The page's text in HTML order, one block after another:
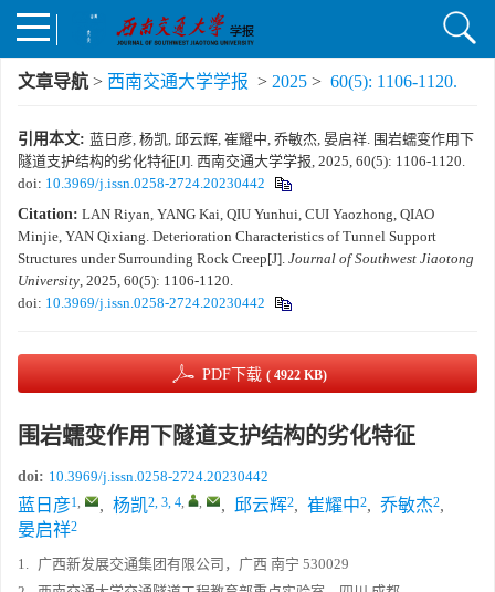
文章导航 > 西南交通大学学报 > 2025 > 60(5): 1106-1120.
引用本文: 蓝日彦, 杨凯, 邱云辉, 崔耀中, 乔敏杰, 晏启祥. 围岩蠕变作用下
隧道支护结构的劣化特征[J]. 西南交通大学学报, 2025, 60(5): 1106-1120.
doi: 10.3969/j.issn.0258-2724.20230442
Citation: LAN Riyan, YANG Kai, QIU Yunhui, CUI Yaozhong, QIAO
Minjie, YAN Qixiang. Deterioration Characteristics of Tunnel Support
Structures under Surrounding Rock Creep[J]. Journal of Southwest Jiaotong
University, 2025, 60(5): 1106-1120.
doi: 10.3969/j.issn.0258-2724.20230442
PDF下载 ( 4922 KB)
围岩蠕变作用下隧道支护结构的劣化特征
doi: 10.3969/j.issn.0258-2724.20230442
蓝日彦1, , 杨凯2, 3, 4, , , 邱云辉2, 崔耀中2, 乔敏杰2,
晏启祥2
1. 广西新发展交通集团有限公司，广西 南宁 530029